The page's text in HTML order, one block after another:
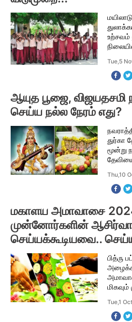
உற்சவம்
நதிக
Tue,5
ஆயுத பூஜை, விஜயதசமி
செய்ய நல்ல நேரம் எது?
துர்கா
மூன்று
வீரம்,
Thu,10
மகாளய அமாவாசை
முன்னோர்களின்
செய்யக்கூடியவை..
பித்ரு
Tue,1